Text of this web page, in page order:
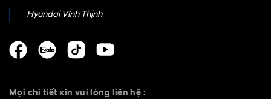
Hyundai Vĩnh Thịnh
Mọi chi tiết xin vui lòng liên hệ :